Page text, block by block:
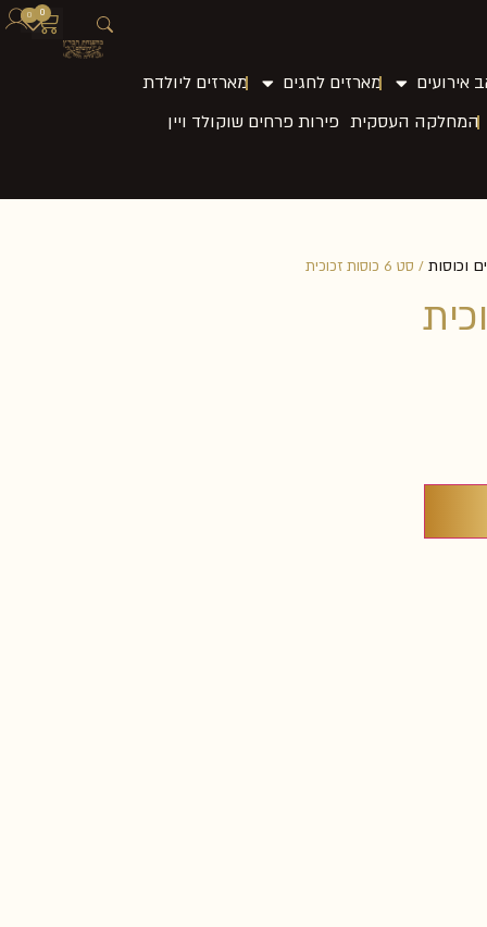
אירועים מארזים לחגים
מארזים ליולדת
המחלקה העסקית פירות פרחים שוקולד ויין
0
0
וכוסות / סט 6 כוסות זכוכית